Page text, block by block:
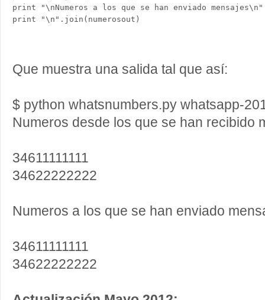
print "\nNumeros a los que se han enviado mensajes\n"
print "\n".join(numerosout)
Que muestra una salida tal que así:
$ python whatsnumbers.py whatsapp-
Numeros desde los que se han recibido
34611111111
34622222222
Numeros a los que se han enviado
34611111111
34622222222